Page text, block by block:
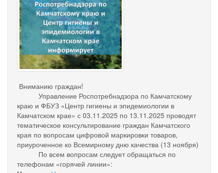
Вниманию граждан!
Управление Роспотребнадзора по Камчатскому
краю и ФБУЗ «Центр гигиены и эпидемиологии в
Камчатском крае» с 03.11.2025 по 13.11.2025 проводят
тематическое консультирование граждан Камчатского
края по вопросам цифровой маркировки товаров,
приуроченное ко Всемирному дню качества (13 ноября)
По всем вопросам следует обращаться по
телефонам «горячей линии»: